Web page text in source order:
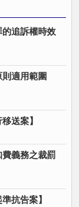
的追訴權時效
適用範圍
送案】
義務之裁罰
抗告案】